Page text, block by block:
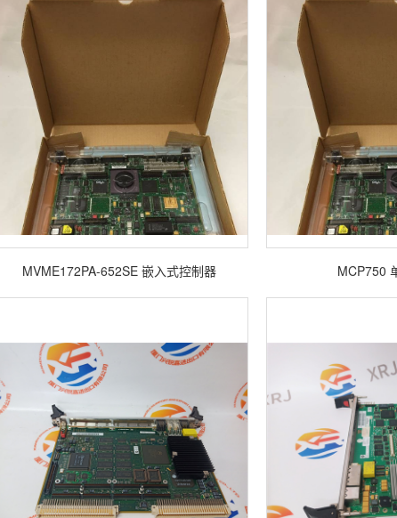
MVME172PA-652SE 嵌入式控制器 MCP750